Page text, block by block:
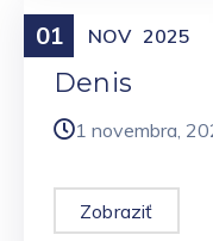
01 NOV 2025
Meniny
Denis
1 novembra,
Zobraziť